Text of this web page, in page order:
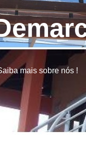
mais sobre nós !